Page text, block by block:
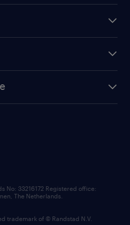
No: 33216172 Registered office:
The Netherlands.
trademark of © Randstad N.V.